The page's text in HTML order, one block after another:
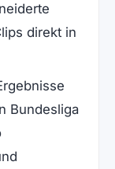
direkt in
Bundesliga